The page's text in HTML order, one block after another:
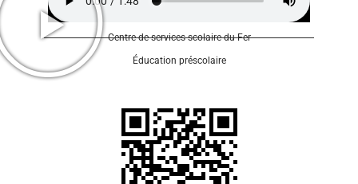
Centre de services scolaire du Fer
Éducation préscolaire